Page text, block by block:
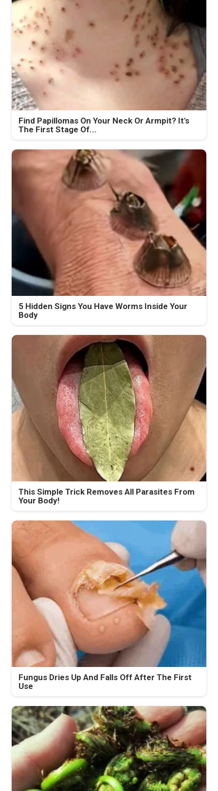
Find Papillomas On Your Neck Or Armpit? It's
The First Stage Of...
5 Hidden Signs You Have Worms Inside Your
Body
This Simple Trick Removes All Parasites From
Your Body!
Fungus Dries Up And Falls Off After The First
Use